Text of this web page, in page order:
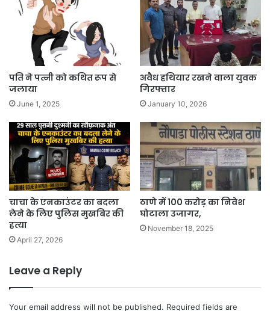
पति ने पत्नी को कथित रूप से
जलाया
June 1, 2025
अवैध हथियार रखने वाला युवक
गिरफ्तार
January 10, 2026
चाचा के एनकाउंटर का बदला
लेने के लिए पुलिस मुखबिर की
हत्या
April 27, 2026
ठाणे में 100 करोड़ का निवेश
घोटाला उजागर,
November 18, 2025
Leave a Reply
Your email address will not be published. Required fields are